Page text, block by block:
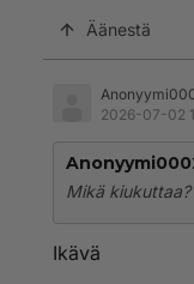
Äänestä
2026-07-02
Mikä kiukuttaa?
Ikävä